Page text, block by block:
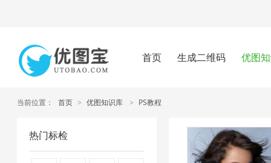
首页 生成二维码 优图
当前位置： 首页 > 优图知识库 > PS教程
热门标检